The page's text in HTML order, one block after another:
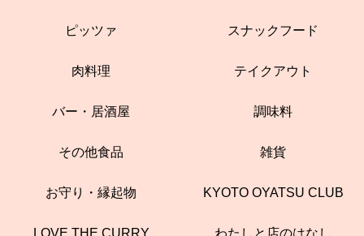
ピッツァ スナックフード
肉料理 テイクアウト
バー・居酒屋 調味料
その他食品 雑貨
お守り・縁起物 KYOTO OYATSU CLUB
LOVE THE CURRY わたしと店のはなし